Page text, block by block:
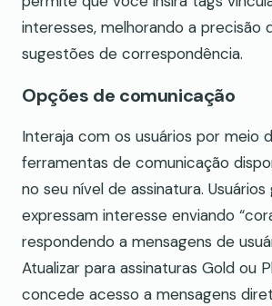
interesses, melhorando a precisão
sugestões de correspondência.
Opções de comunicação
Interaja com os usuários por meio
ferramentas de comunicação
no seu nível de assinatura.
expressam interesse enviando
respondendo a mensagens de
Atualizar para assinaturas Gold ou
concede acesso a mensagens